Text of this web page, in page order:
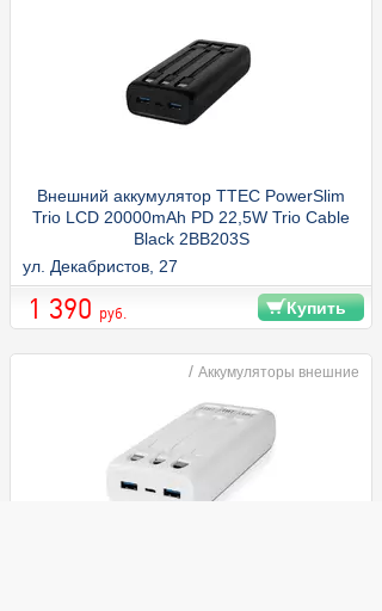
Внешний аккумулятор TTEC PowerSlim
Trio LCD 20000mAh PD 22,5W Trio Cable
Black 2BB203S
ул. Декабристов, 27
1 390 руб. Купить
/ Аккумуляторы внешние